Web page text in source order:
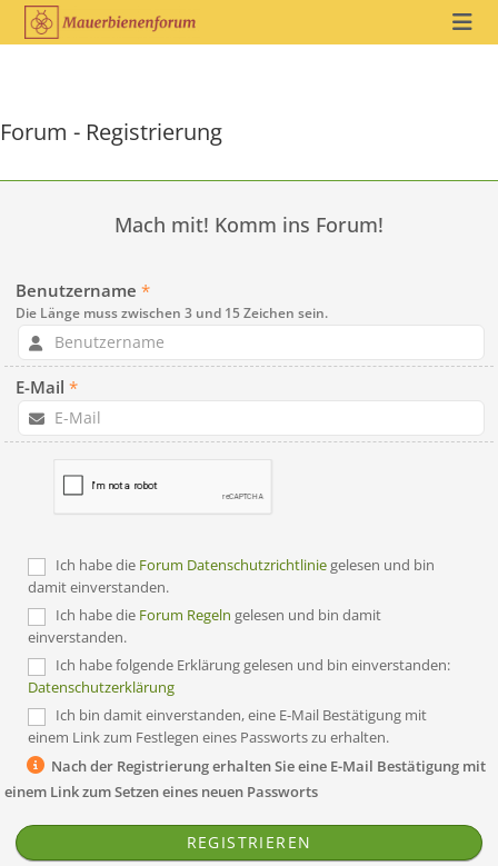
Forum - Registrierung
Mach mit! Komm ins Forum!
Benutzername*
Die Länge muss zwischen 3 und 15 Zeichen sein.
E-Mail*
Ich habe die Forum Datenschutzrichtliniegelesen und bin
damit einverstanden.
Ich habe die Forum Regeln gelesen und bin damit
einverstanden.
Ich habe folgende Erklärung gelesen und bin einverstanden:
Datenschutzerklärung
Ich bin damit einverstanden, eine E-Mail Bestätigung mit
einem Link zum Festlegen eines Passworts zu erhalten.
Nach der Registrierung erhalten Sie eine E-Mail Bestätigung mit
einem Link zum Setzen eines neuen Passworts